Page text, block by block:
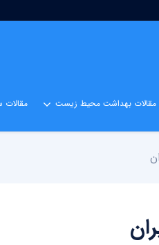
مقالات بهداشت محیط زیست مقالات